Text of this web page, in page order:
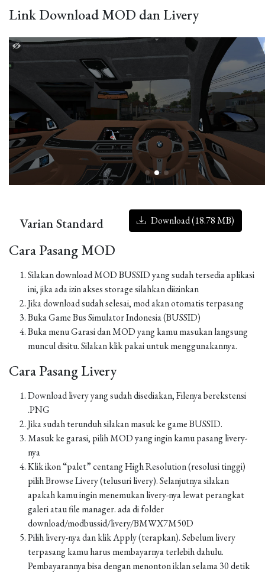
Link Download MOD dan Livery
Varian Standard Download (18.78 MB)
Cara Pasang MOD
Silakan download MOD BUSSID yang sudah tersedia aplikasi
ini, jika ada izin akses storage silahkan diizinkan
Jika download sudah selesai, mod akan otomatis terpasang
Buka Game Bus Simulator Indonesia (BUSSID)
Buka menu Garasi dan MOD yang kamu masukan langsung
muncul disitu. Silakan klik pakai untuk menggunakannya.
Cara Pasang Livery
Download livery yang sudah disediakan, Filenya berekstensi
.PNG
Jika sudah terunduh silakan masuk ke game BUSSID.
Masuk ke garasi, pilih MOD yang ingin kamu pasang livery-
nya
Klik ikon “palet” centang High Resolution (resolusi tinggi)
pilih Browse Livery (telusuri livery). Selanjutnya silakan
apakah kamu ingin menemukan livery-nya lewat perangkat
galeri atau file manager. ada di folder
download/modbussid/livery/BMWX7M50D
Pilih livery-nya dan klik Apply (terapkan). Sebelum livery
terpasang kamu harus membayarnya terlebih dahulu.
Pembayarannya bisa dengan menonton iklan selama 30 detik